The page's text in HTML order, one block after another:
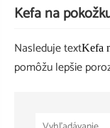
Kefa na
Nasleduje textKefa
pomôžu lepšie